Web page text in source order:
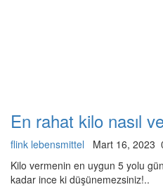
En rahat kilo nasıl
flink lebensmittel Mart 16, 2023
Kilo vermenin en uygun 5 yolu
kadar ince ki düşünemezsiniz!..